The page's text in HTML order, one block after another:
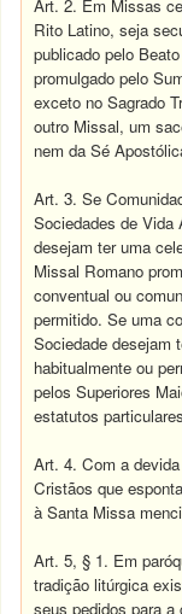
Art. 2. Em Missas
Rito Latino, seja
publicado pelo
promulgado pelo
exceto no Sagrado
outro Missal, um
nem da Sé
Art. 3. Se
Sociedades de Vida
desejam ter uma
Missal Romano
conventual ou
permitido. Se uma
Sociedade desejam
habitualmente ou
pelos Superiores
estatutos
Art. 4. Com a
Cristãos que
à Santa Missa
Art. 5, § 1. Em
tradição litúrgica
seus pedidos para